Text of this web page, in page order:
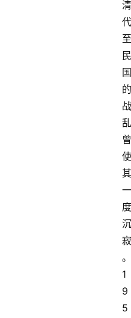
清
代
至
民
国
的
战
乱
曾
使
其
一
度
沉
寂
。
1
9
5